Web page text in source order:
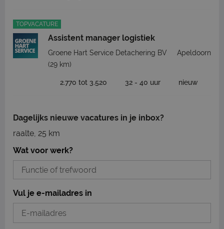
TOPVACATURE
Assistent manager logistiek
Groene Hart Service Detachering BV
Apeldoorn
(29 km)
2.770 tot 3.520 32 - 40 uur nieuw
Dagelijks nieuwe vacatures in je inbox?
raalte, 25 km
Wat voor werk?
Vul je e-mailadres in